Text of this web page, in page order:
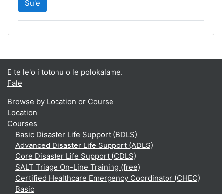
E te le'o i totonu o le polokalame.
Fale
Browse by Location or Course
Location
Courses
Basic Disaster Life Support (BDLS)
Advanced Disaster Life Support (ADLS)
Core Disaster Life Support (CDLS)
SALT Triage On-Line Training (free)
Certified Healthcare Emergency Coordinator (CHEC)
Basic